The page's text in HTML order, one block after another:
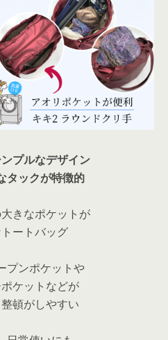
プルなデザイン
タックが特徴的
きなポケットが
ートバッグ
プンポケットや
ケットなどが
頓がしやすい